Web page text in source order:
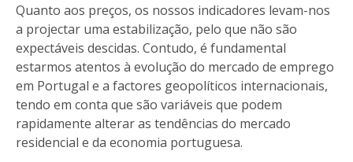
Quanto aos preços, os nossos indicadores levam-nos
a projectar uma estabilização, pelo que não são
expectáveis descidas. Contudo, é fundamental
estarmos atentos à evolução do mercado de emprego
em Portugal e a factores geopolíticos internacionais,
tendo em conta que são variáveis que podem
rapidamente alterar as tendências do mercado
residencial e da economia portuguesa.